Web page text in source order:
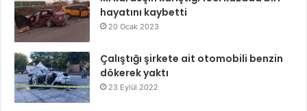
hayatını kaybetti
20 Ocak 2023
Çalıştığı şirkete ait otomobili benzin
dökerek yaktı
23 Eylül 2022